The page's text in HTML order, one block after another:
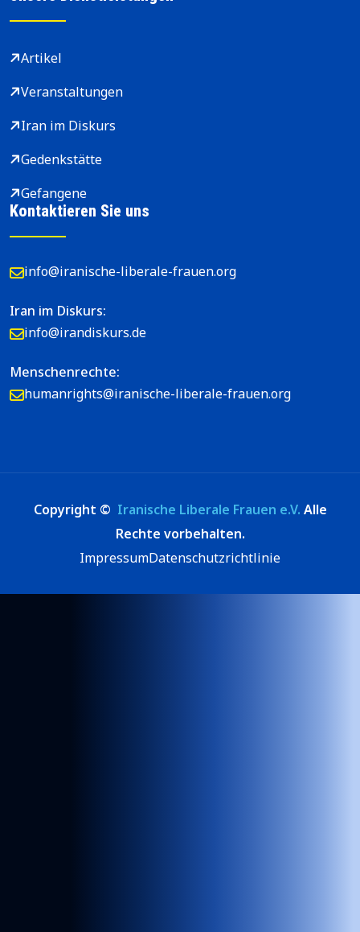
Artikel
Veranstaltungen
Iran im Diskurs
Gedenkstätte
Gefangene
Kontaktieren Sie uns
info@iranische-liberale-frauen.org
Iran im Diskurs:
info@irandiskurs.de
Menschenrechte:
humanrights@iranische-liberale-frauen.org
Copyright © Iranische Liberale Frauen e.V. Alle
Rechte vorbehalten.
ImpressumDatenschutzrichtlinie